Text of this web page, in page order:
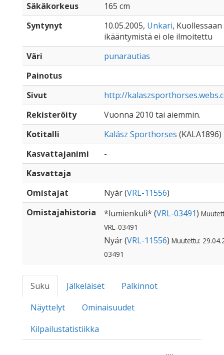
Säkäkorkeus
165 cm
Syntynyt
10.05.2005, Unkari,
ikääntymistä ei ole ilmoitettu
Väri
punarautias
Painotus
Sivut
http://
Rekisteröity
Vuonna 2010 tai aiemmin.
Kotitalli
Kalász Sporthorses (KALA1896)
Kasvattajanimi
-
Kasvattaja
Omistajat
Nyár (VRL-11556)
Omistajahistoria
*lumienkuli* (VRL-03491)
VRL-03491
Nyár (VRL-11556) Muutettu:
03491
Suku Jälkeläiset
Palkinnot
Näyttelyt
Ominaisuudet
Kilpailustatistiikka